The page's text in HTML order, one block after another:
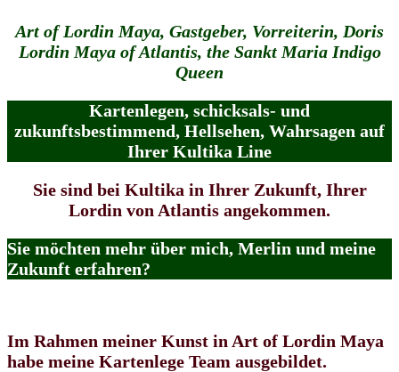
Art of Lordin Maya, Gastgeber, Vorreiterin, Doris
Lordin Maya of Atlantis, the Sankt Maria Indigo
Queen
Kartenlegen, schicksals- und
zukunftsbestimmend, Hellsehen, Wahrsagen auf
Ihrer Kultika Line
Sie sind bei Kultika in Ihrer Zukunft, Ihrer
Lordin von Atlantis angekommen.
Sie möchten mehr über mich, Merlin und meine
Zukunft erfahren?
Im Rahmen meiner Kunst in Art of Lordin Maya
habe meine Kartenlege Team ausgebildet.